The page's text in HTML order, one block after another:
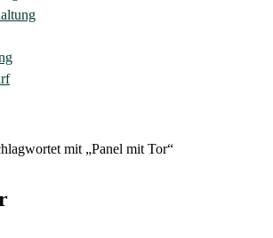
mit „Panel mit Tor“